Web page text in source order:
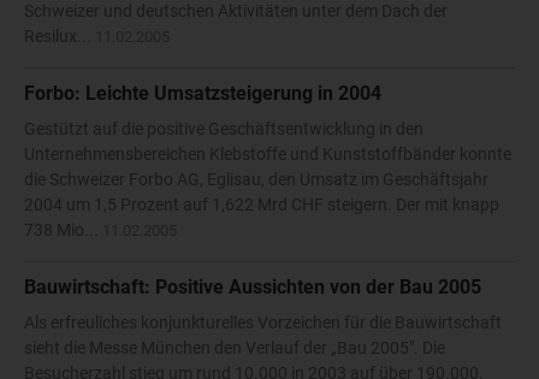
Schweizer und deutschen Aktivitäten unter dem Dach der
Resilux...
Forbo: Leichte Umsatzsteigerung in 2004
Gestützt auf die positive Geschäftsentwicklung in den
Unternehmensbereichen Klebstoffe und Kunststoffbänder konnte
die Schweizer Forbo AG, Eglisau, den Umsatz im Geschäftsjahr
2004 um 1,5 Prozent auf 1,622 Mrd CHF steigern. Der mit knapp
738 Mio...
Bauwirtschaft: Positive Aussichten von der Bau 2005
Als erfreuliches konjunkturelles Vorzeichen für die Bauwirtschaft
sieht die Messe München den Verlauf der „Bau 2005". Die
Besucherzahl stieg um rund 10.000 in 2003 auf über 190.000.